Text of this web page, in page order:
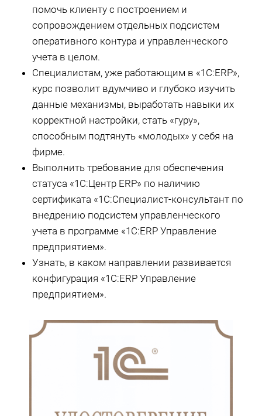
помочь клиенту с построением и
сопровождением отдельных подсистем
оперативного контура и управленческого
учета в целом.
Специалистам, уже работающим в «1С:ERP»,
курс позволит вдумчиво и глубоко изучить
данные механизмы, выработать навыки их
корректной настройки, стать «гуру»,
способным подтянуть «молодых» у себя на
фирме.
Выполнить требование для обеспечения
статуса «1С:Центр ERP» по наличию
сертификата «1С:Специалист-консультант по
внедрению подсистем управленческого
учета в программе «1С:ERP Управление
предприятием».
Узнать, в каком направлении развивается
конфигурация «1С:ERP Управление
предприятием».